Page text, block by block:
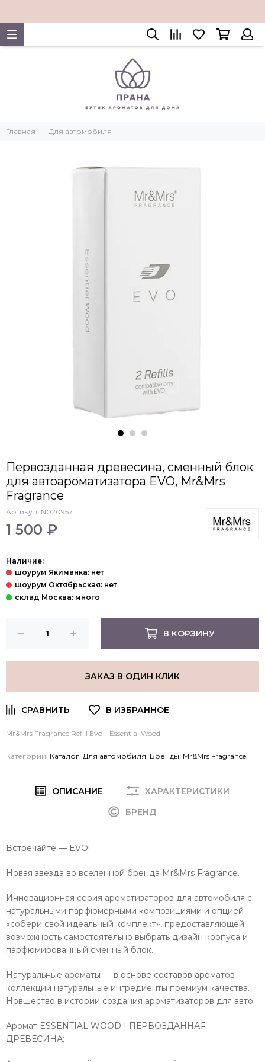
Главная Для автомобиля
Первозданная древесина, сменный блок
для автоароматизатора EVO, Mr&Mrs
Fragrance
Артикул: N020957
1 500 ₽
Наличие:
В КОРЗИНУ
ЗАКАЗ В ОДИН КЛИК
Mr&Mrs Fragrance Refill Evo – Essential Wood
Категории: Каталог Для автомобиля Бренды Mr&Mrs Fragrance
ОПИСАНИЕ
ХАРАКТЕРИСТИКИ
БРЕНД
Встречайте — EVO!
Новая звезда во вселенной бренда Mr&Mrs Fragrance.
Инновационная серия ароматизаторов для автомобиля с
натуральными парфюмерными композициями и опцией
«собери свой идеальный комплект», предоставляющей
возможность самостоятельно выбрать дизайн корпуса и
парфюмированный сменный блок.
Натуральные ароматы — в основе составов ароматов
коллекции натуральные ингредиенты премиум качества.
Новшество в истории создания ароматизаторов для авто.
Аромат ESSENTIAL WOOD | ПЕРВОЗДАННАЯ
ДРЕВЕСИНА: